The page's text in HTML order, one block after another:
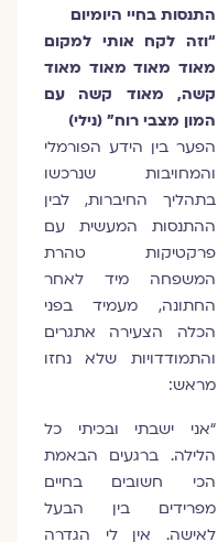
התנסות בחיי היומיום
“וזה לקח אותי למקום
מאוד מאוד מאוד מאוד
קשה, מאוד קשה עם
המון מצבי רוח” (נילי)
הפער בין הידע הפורמלי
והמחויבות שנרכשו
בתהליך החיברות, לבין
ההתנסות המעשית עם
פרקטיקות טהרת
המשפחה מיד לאחר
החתונה, מעמיד בפני
הכלה הצעירה אתגרים
והתמודדויות שלא נחזו
מראש:
“אני ישבתי ובכיתי כל
הלילה. ברגעים הבאמת
הכי חשובים בחיים
מפרידים בין הבעל
לאישה. אין לי הגדרה